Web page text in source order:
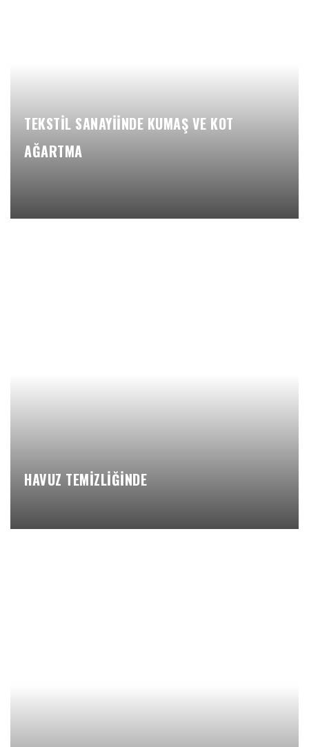
TEKSTİL SANAYİİNDE KUMAŞ VE KOT
AĞARTMA
HAVUZ TEMİZLİĞİNDE